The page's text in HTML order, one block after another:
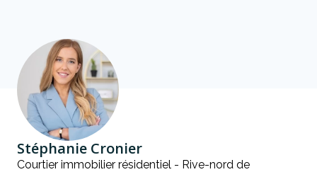
Stéphanie Cronier
Courtier immobilier résidentiel - Rive-nord de